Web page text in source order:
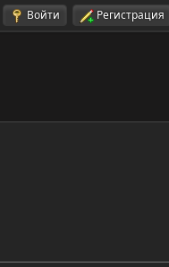
Войти Регистрация